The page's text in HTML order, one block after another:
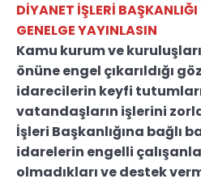
DİYANET İŞLERİ
GENELGE YAYINLASIN
Kamu kurum ve
önüne engel çıkarıldığı
idarecilerin keyfi
vatandaşların işlerini
İşleri Başkanlığına bağlı
idarelerin engelli
olmadıkları ve destek